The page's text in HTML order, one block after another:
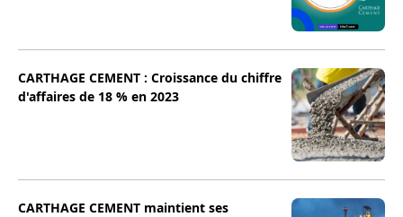
CARTHAGE CEMENT : Croissance du chiffre
d'affaires de 18 % en 2023
CARTHAGE CEMENT maintient ses